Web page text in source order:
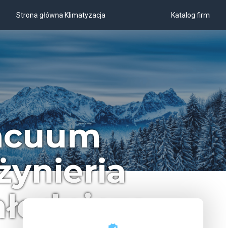
Strona główna Klimatyzacja Katalog firm